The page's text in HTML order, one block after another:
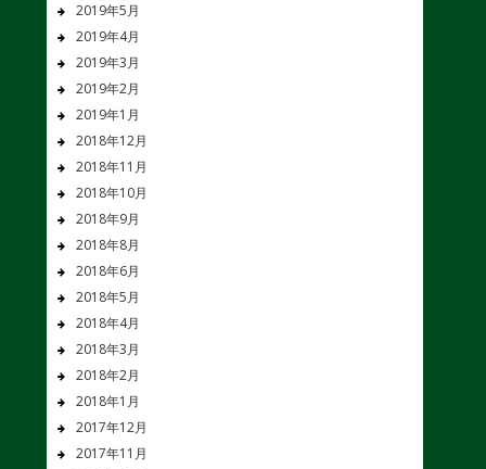
2019年5月
2019年4月
2019年3月
2019年2月
2019年1月
2018年12月
2018年11月
2018年10月
2018年9月
2018年8月
2018年6月
2018年5月
2018年4月
2018年3月
2018年2月
2018年1月
2017年12月
2017年11月